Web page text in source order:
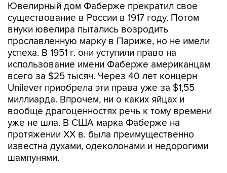
Ювелирный дом Фаберже прекратил свое
существование в России в 1917 году. Потом
внуки ювелира пытались возродить
прославленную марку в Париже, но не имели
успеха. В 1951 г. они уступили право на
использование имени Фаберже американцам
всего за $25 тысяч. Через 40 лет концерн
Unilever приобрела эти права уже за $1,55
миллиарда. Впрочем, ни о каких яйцах и
вообще драгоценностях речь к тому времени
уже не шла. В США марка Фаберже на
протяжении ХХ в. была преимущественно
известна духами, одеколонами и недорогими
шампунями.